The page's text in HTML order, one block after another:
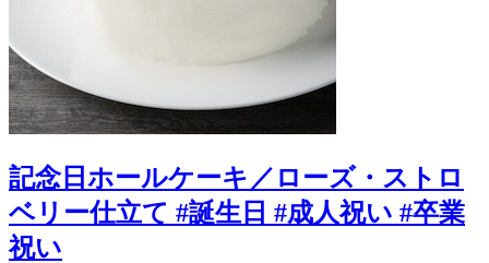
記念日ホールケーキ／ローズ・ストロ
ベリー仕立て #誕生日 #成人祝い #卒業
祝い